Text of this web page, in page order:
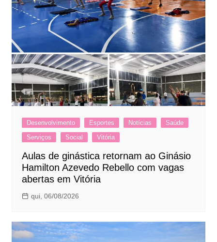
Desenvolvimento Esportes Notícias
Saúde
Serviços
Social Vitória
Aulas de ginástica retornam ao Ginásio
Hamilton Azevedo Rebello com vagas
abertas em Vitória
qui, 06/08/2026